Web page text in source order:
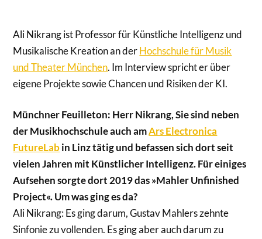
Ali Nikrang ist Professor für Künstliche Intelligenz und
Musikalische Kreation an derHochschule für Musik
und Theater München. Im Interview spricht er über
eigene Projekte sowie Chancen und Risiken der KI.
Münchner Feuilleton: Herr Nikrang, Sie sind neben
der Musikhochschule auch amArs Electronica
FutureLabin Linz tätig und befassen sich dort seit
vielen Jahren mit Künstlicher Intelligenz. Für einiges
Aufsehen sorgte dort 2019 das »Mahler Unfinished
Project«. Um was ging es da?
Ali Nikrang: Es ging darum, Gustav Mahlers zehnte
Sinfonie zu vollenden. Es ging aber auch darum zu